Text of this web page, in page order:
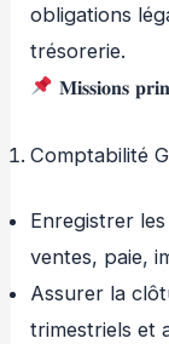
obligations
trésorerie.
𝐌𝐢𝐬𝐬𝐢𝐨𝐧𝐬
Comptabilité
Enregistrer
ventes, paie,
Assurer la
trimestriels et